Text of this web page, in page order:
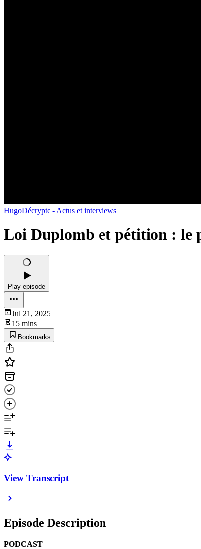
HugoDécrypte - Actus et interviews
Loi Duplomb et pétition : le
Play episode
Jul 21, 2025
15 mins
Bookmarks
View Transcript
Episode Description
PODCAST